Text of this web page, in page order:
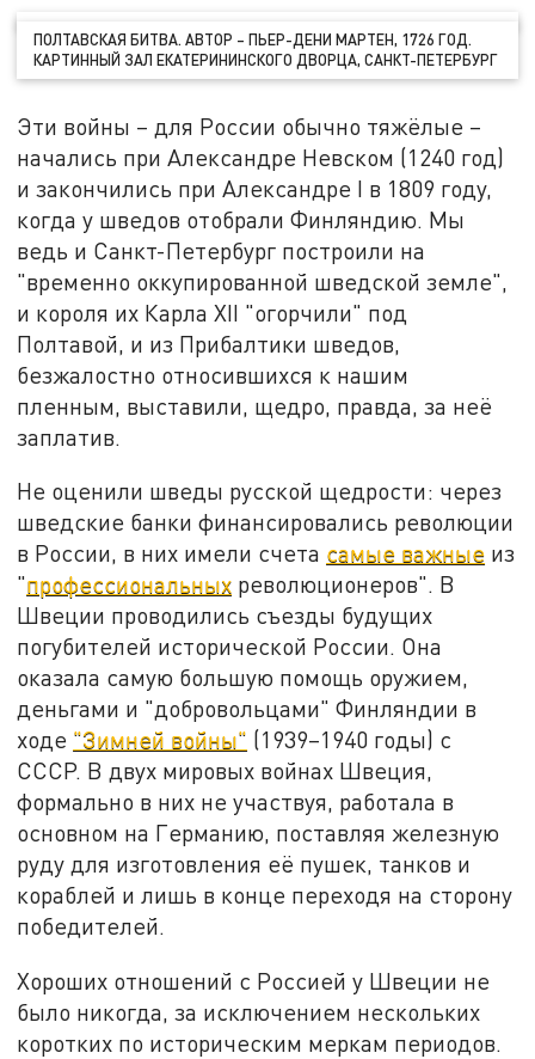
ПОЛТАВСКАЯ БИТВА. АВТОР – ПЬЕР-ДЕНИ МАРТЕН, 1726 ГОД.
КАРТИННЫЙ ЗАЛ ЕКАТЕРИНИНСКОГО ДВОРЦА, САНКТ-ПЕТЕРБУРГ
Эти войны – для России обычно тяжёлые –
начались при Александре Невском (1240 год)
и закончились при Александре I в 1809 году,
когда у шведов отобрали Финляндию. Мы
ведь и Санкт-Петербург построили на
"временно оккупированной шведской земле",
и короля их Карла XII "огорчили" под
Полтавой, и из Прибалтики шведов,
безжалостно относившихся к нашим
пленным, выставили, щедро, правда, за неё
заплатив.
Не оценили шведы русской щедрости: через
шведские банки финансировались революции
в России, в них имели счета самые важные из
"профессиональных революционеров". В
Швеции проводились съезды будущих
погубителей исторической России. Она
оказала самую большую помощь оружием,
деньгами и "добровольцами" Финляндии в
ходе "Зимней войны" (1939–1940 годы) с
СССР. В двух мировых войнах Швеция,
формально в них не участвуя, работала в
основном на Германию, поставляя железную
руду для изготовления её пушек, танков и
кораблей и лишь в конце переходя на сторону
победителей.
Хороших отношений с Россией у Швеции не
было никогда, за исключением нескольких
коротких по историческим меркам периодов.